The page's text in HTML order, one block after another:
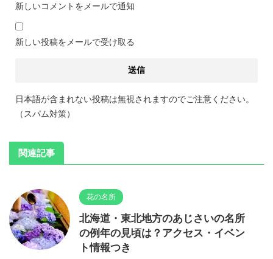
新しいコメントをメールで通知
新しい投稿をメールで受け取る
日本語が含まれない投稿は無視されますのでご注意ください。
（スパム対策）
関連記事
花の名所
北海道・東北地方のあじさいの名所
の例年の見頃は？アクセス・イベン
ト情報つき